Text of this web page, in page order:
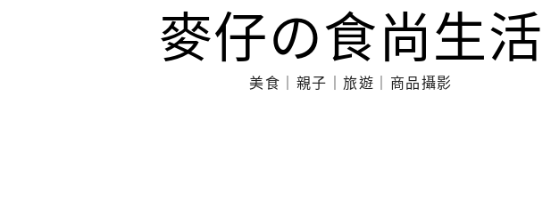
麥仔の食尚生活
美食｜親子｜旅遊｜商品攝影